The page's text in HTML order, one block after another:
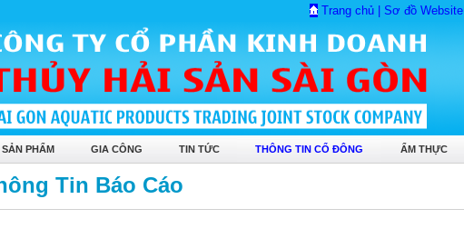
Trang chủ Sơ đồ Website
PHẨM GIA CÔNG TIN TỨC THÔNG TIN CỔ ĐÔNG ẨM THỰC
Tin Báo Cáo